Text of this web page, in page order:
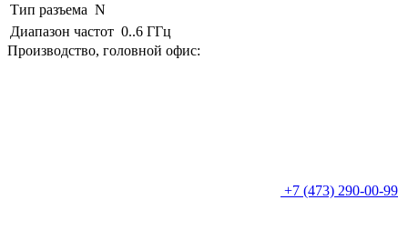
Тип разъема N
Диапазон частот 0..6 ГГц
Производство, головной офис:
+7 (473) 290-00-99